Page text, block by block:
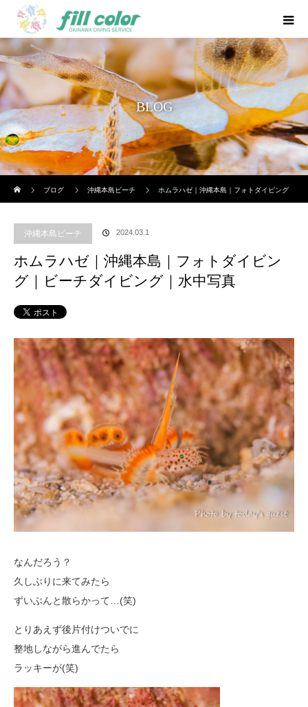
BLOG
ブログ
沖縄本島ビーチ ホムラハゼ｜沖縄本島｜フォトダイビング
沖縄本島ビーチ 2024.03.1
ホムラハゼ｜沖縄本島｜フォトダイビン
グ｜ビーチダイビング｜水中写真
なんだろう？
久しぶりに来てみたら
ずいぶんと散らかって…(笑)
とりあえず後片付けついでに
整地しながら進んでたら
ラッキーが(笑)